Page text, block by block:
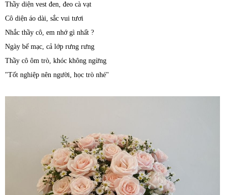
Thầy diện vest đen, đeo cà vạt
Cô diện áo dài, sắc vui tươi
Nhắc thầy cô, em nhớ gì nhất ?
Ngày bế mạc, cả lớp rưng rưng
Thầy cô ôm trò, khóc không ngừng
"Tốt nghiệp nên người, học trò nhé"